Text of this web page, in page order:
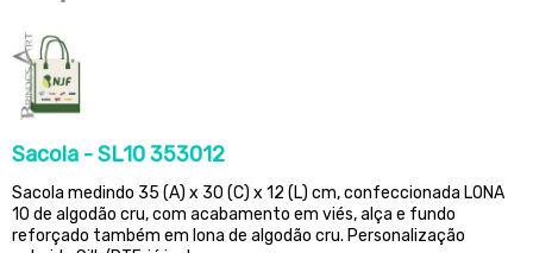
Sacola - SL10 353012
Sacola medindo 35 (A) x 30 (C) x 12 (L) cm, confeccionada LONA
10 de algodão cru, com acabamento em viés, alça e fundo
reforçado também em lona de algodão cru. Personalização